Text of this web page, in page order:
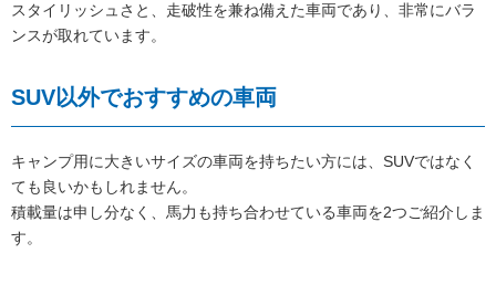
スタイリッシュさと、走破性を兼ね備えた車両であり、非常にバラ
ンスが取れています。
SUV以外でおすすめの車両
キャンプ用に大きいサイズの車両を持ちたい方には、SUVではなく
ても良いかもしれません。
積載量は申し分なく、馬力も持ち合わせている車両を2つご紹介しま
す。